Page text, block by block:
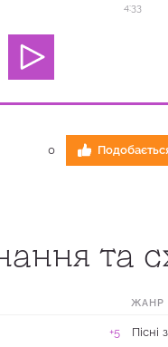
4:33
0
та
ЖАНР
+5